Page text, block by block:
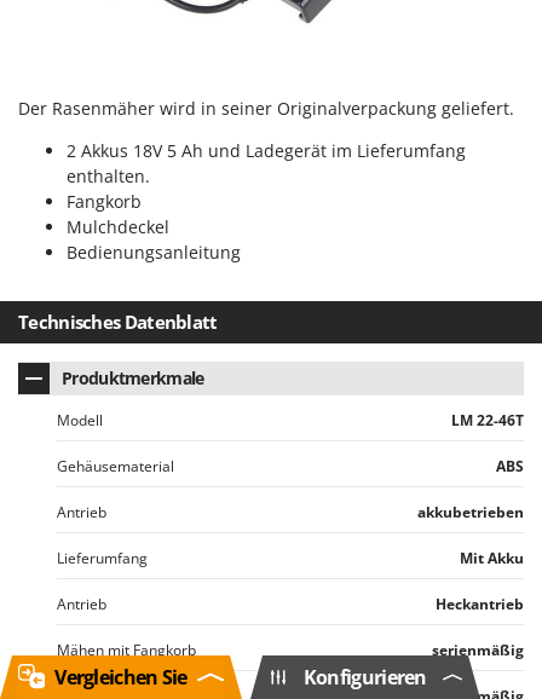
Der Rasenmäher wird in seiner Originalverpackung geliefert.
2 Akkus 18V 5 Ah und Ladegerät im Lieferumfang
enthalten.
Fangkorb
Mulchdeckel
Bedienungsanleitung
Technisches Datenblatt
Produktmerkmale
Modell LM 22-46T
Gehäusematerial ABS
Antrieb akkubetrieben
Lieferumfang Mit Akku
Antrieb Heckantrieb
Mähen mit Fangkorb serienmäßig
Konfigurieren
Vergleichen Sie